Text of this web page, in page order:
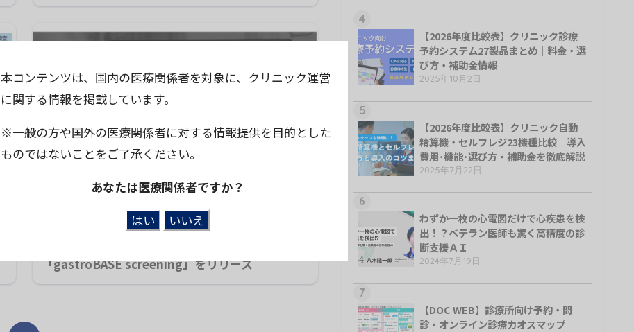
AIメディカルサービス、検診業務をクラウドでDX
「gastroBASE screening」をリリース
4
【2026年度比較表】クリニック診療
予約システム27製品まとめ｜料金・選
び方・補助金情報
2025年10月2日
5
【2026年度比較表】クリニック自動
精算機・セルフレジ23機種比較｜導入
費用･機能･選び方・補助金を徹底解説
2025年7月22日
6
わずか一枚の心電図だけで心疾患を検
出！？ベテラン医師も驚く高精度の診
断支援ＡＩ
2024年7月19日
7
【DOC WEB】診療所向け予約・問
診・オンライン診療カオスマップ
本コンテンツは、国内の医療関係者を対象に、クリニック運営
に関する情報を掲載しています。
※一般の方や国外の医療関係者に対する情報提供を目的とした
ものではないことをご了承ください。
あなたは医療関係者ですか？